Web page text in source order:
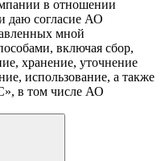
в отношении
даю согласие АО
мной
включая сбор,
хранение, уточнение
использование, а также
в том числе АО